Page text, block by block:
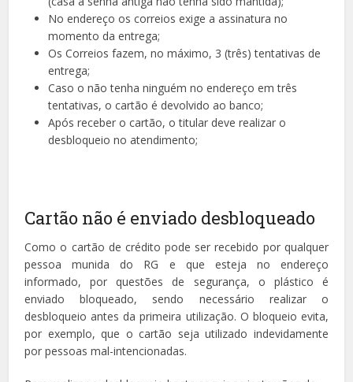
No endereço os correios exige a assinatura no
momento da entrega;
Os Correios fazem, no máximo, 3 (três) tentativas de
entrega;
Caso o não tenha ninguém no endereço em três
tentativas, o cartão é devolvido ao banco;
Após receber o cartão, o titular deve realizar o
desbloqueio no atendimento;
Cartão não é enviado desbloqueado
Como o cartão de crédito pode ser recebido por qualquer
pessoa munida do RG e que esteja no endereço
informado, por questões de segurança, o plástico é
enviado bloqueado, sendo necessário realizar o
desbloqueio antes da primeira utilização. O bloqueio evita,
por exemplo, que o cartão seja utilizado indevidamente
por pessoas mal-intencionadas.